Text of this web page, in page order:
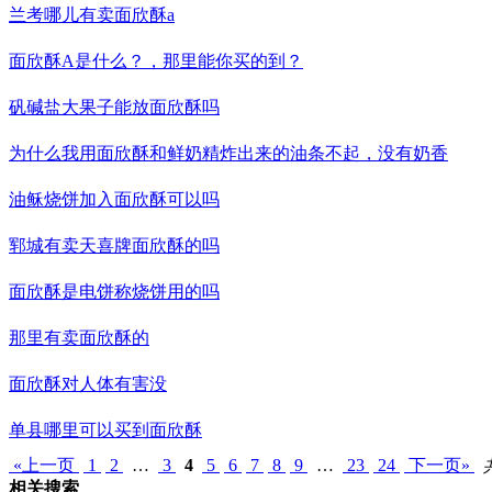
兰考哪儿有卖面欣酥a
面欣酥A是什么？，那里能你买的到？
矾碱盐大果子能放面欣酥吗
为什么我用面欣酥和鲜奶精炸出来的油条不起，没有奶香
油稣烧饼加入面欣酥可以吗
郓城有卖天喜牌面欣酥的吗
面欣酥是电饼称烧饼用的吗
那里有卖面欣酥的
面欣酥对人体有害没
单县哪里可以买到 面欣酥
«上一页
1 2 … 3 4 5 6 7 8 9 … 23 24 下一页»
相关搜索